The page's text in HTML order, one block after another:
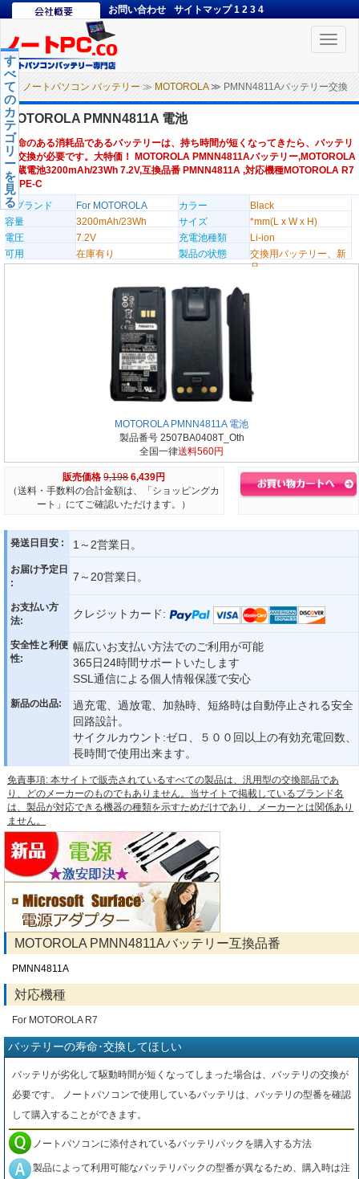
お問い合わせ サイトマップ 1 2 3 4
Toggle
ノートパソコン バッテリー ≫ MOTOROLA≫ PMNN4811Aバッテリー交換
す
べ
て
の
カ
テ
ゴ
リ
ー
を
見
る
MOTOROLA PMNN4811A 電池
寿命のある消耗品であるバッテリーは、持ち時間が短くなってきたら、バッテリ
ー交換が必要です。大特価！ MOTOROLA PMNN4811Aバッテリー,MOTOROLA
内蔵電池3200mAh/23Wh 7.2V,互換品番 PMNN4811A ,対応機種MOTOROLA R7
TYPE-C
のブランド
For MOTOROLA カラー
Black
容量
3200mAh/23Wh サイズ
*mm(L x W x H)
電圧
7.2V 充電池種類
Li-ion
可用
在庫有り 製品の状態
交換用バッテリー、新
品
MOTOROLA PMNN4811A 電池
製品番号 2507BA0408T_Oth
全国一律送料560円
販売価格 9,198 6,439円
（送料・手数料の合計金額は、「ショッピングカ
ート」にてご確認いただけます。）
発送日目安 : 1～2営業日。
お届け予定日
:
7～20営業日。
お支払い方
法:
クレジットカード:
安全性と利便
性:
幅広いお支払い方法でのご利用が可能
365日24時間サポートいたします
SSL通信による個人情報保護で安心
新品の出品:
過充電、過放電、加熱時、短絡時は自動停止される安全
回路設計。
サイクルカウント:ゼロ、５００回以上の有効充電回数、
長時間で使用出来ます。
免責事項: 本サイトで販売されているすべての製品は、汎用型の交換部品であ
り、どのメーカーのものでもありません。当サイトで掲載しているブランド名
は、製品が対応できる機器の種類を示すためだけであり、メーカーとは関係あり
ません。
MOTOROLA PMNN4811Aバッテリー互換品番
PMNN4811A
対応機種
For MOTOROLA R7
バッテリーの寿命･交換してほしい
バッテリが劣化して駆動時間が短くなってしまった場合は、バッテリの交換が
必要です。 ノートパソコンで使用しているバッテリは、バッテリの型番を確認
して購入することができます。
ノートパソコンに添付されているバッテリパックを購入する方法
製品によって利用可能なバッテリパックの型番が異なるため、購入時は注